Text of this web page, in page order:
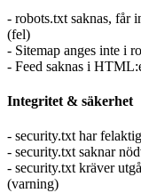
- robots.txt saknas, får
(fel)
- Sitemap anges inte i
- Feed saknas i
Integritet & säkerhet
- security.txt har
- security.txt saknar
- security.txt kräver
(varning)